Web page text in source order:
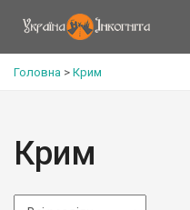
Головна > Крим
Крим